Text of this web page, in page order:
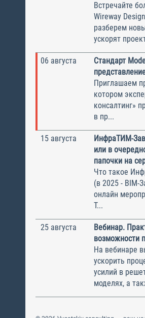
Встречайте
Wireway
разберем
ускорят
06 августа
Стандарт
Приглашаем
котором
консалтинг»
в пр...
15 августа
ИнфраТИМ-
или в
папочки на
Что такое
(в 2025 - BIM-
онлайн
Т...
25 августа
Вебинар.
возможности
На вебинаре
ускорить
усилий в
моделях, а